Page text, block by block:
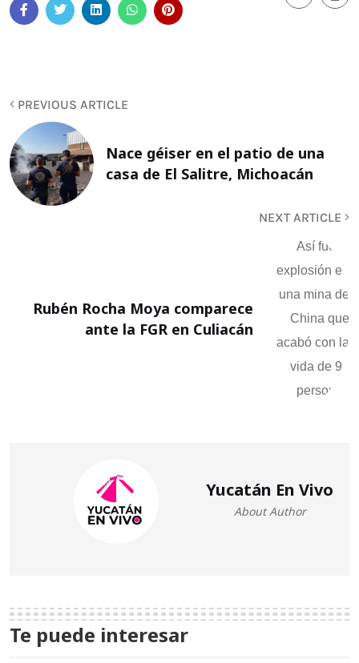
PREVIOUS ARTICLE
Nace géiser en el patio de una
casa de El Salitre, Michoacán
NEXT ARTICLE
Rubén Rocha Moya comparece
ante la FGR en Culiacán
Yucatán En Vivo
About Author
Te puede interesar